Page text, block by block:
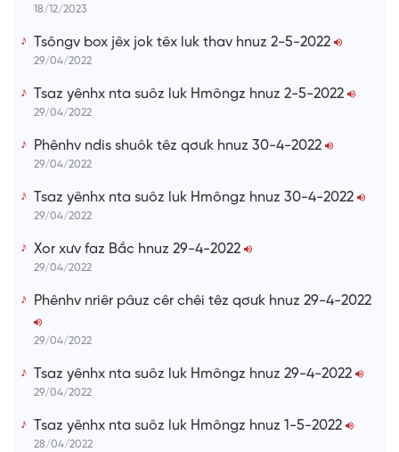
18/12/2023
Tsôngv box jêx jok têx luk thav hnuz 2-5-2022
29/04/2022
Tsaz yênhx nta suôz luk Hmôngz hnuz 2-5-2022
29/04/2022
Phênhv ndis shuôk têz qơưk hnuz 30-4-2022
29/04/2022
Tsaz yênhx nta suôz luk Hmôngz hnuz 30-4-2022
29/04/2022
Xor xưv faz Bắc hnuz 29-4-2022
29/04/2022
Phênhv nriêr pâuz cêr chêi têz qơưk hnuz 29-4-2022
29/04/2022
Tsaz yênhx nta suôz luk Hmôngz hnuz 29-4-2022
29/04/2022
Tsaz yênhx nta suôz luk Hmôngz hnuz 1-5-2022
28/04/2022